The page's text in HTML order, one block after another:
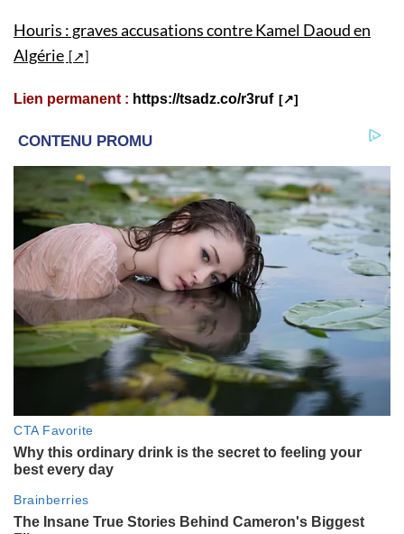
Houris : graves accusations contre Kamel Daoud en
Algérie
Lien permanent : https://tsadz.co/r3ruf